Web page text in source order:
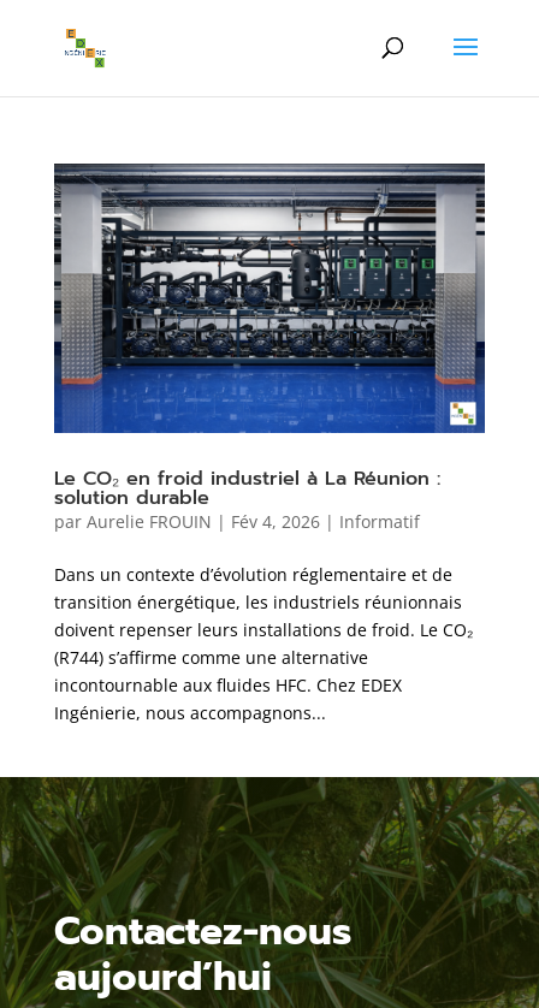
Le CO₂ en froid industriel à La Réunion :
solution durable
par Aurelie FROUIN | Fév 4, 2026| Informatif
Dans un contexte d’évolution réglementaire et de
transition énergétique, les industriels réunionnais
doivent repenser leurs installations de froid. Le CO₂
(R744) s’affirme comme une alternative
incontournable aux fluides HFC. Chez EDEX
Ingénierie, nous accompagnons...
Contactez-nous
aujourd’hui